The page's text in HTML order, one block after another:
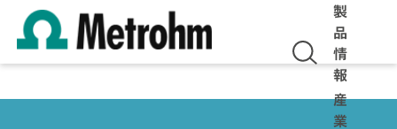
製
品
情
報
産
業